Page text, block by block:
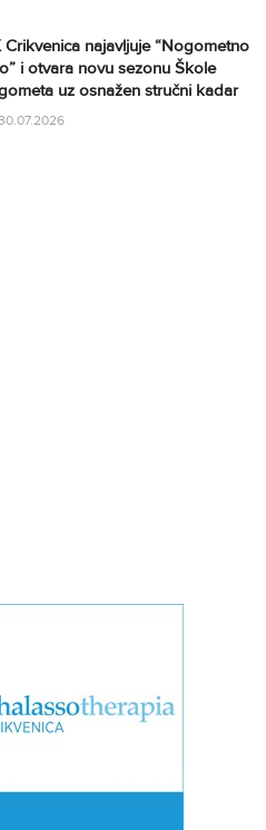
Crikvenica najavljuje “Nogometno
i otvara novu sezonu Škole
uz osnažen stručni kadar